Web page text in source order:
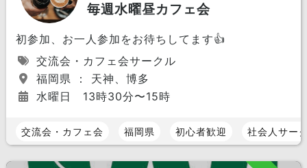
毎週水曜昼カフェ会
初参加、お一人参加をお待ちしてます👍
交流会・カフェ会サークル
福岡県 ： 天神、博多
水曜日 13時30分〜15時
交流会・カフェ会 福岡県 初心者歓迎 社会人サー